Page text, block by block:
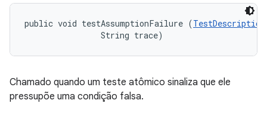
public void testAssumptionFailure (TestDescription
                String trace)
Chamado quando um teste atômico sinaliza que ele
pressupõe uma condição falsa.